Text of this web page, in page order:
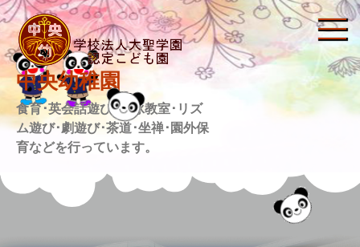
Skip
to
content
中央幼稚園
食育･英会話遊び･水泳教室･リズ
ム遊び･劇遊び･茶道･坐禅･園外保
育などを行っています。